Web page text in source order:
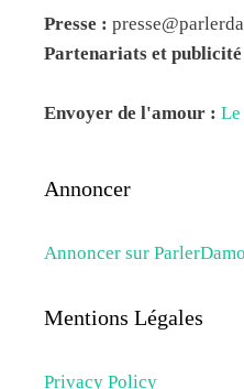
Presse :
Partenariats et publicité
Envoyer de l'amour :
Annoncer
Annoncer sur
Mentions Légales
Privacy Policy